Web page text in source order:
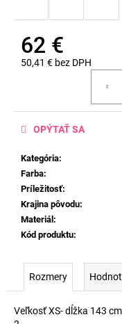
62 €
50,41 € bez DPH
Kategória:
Farba:
Príležitosť:
Krajina pôvodu:
Materiál :
Kód produktu:
OPÝTAŤ SA
Rozmery
Veľkosť XS- dĺžka 143